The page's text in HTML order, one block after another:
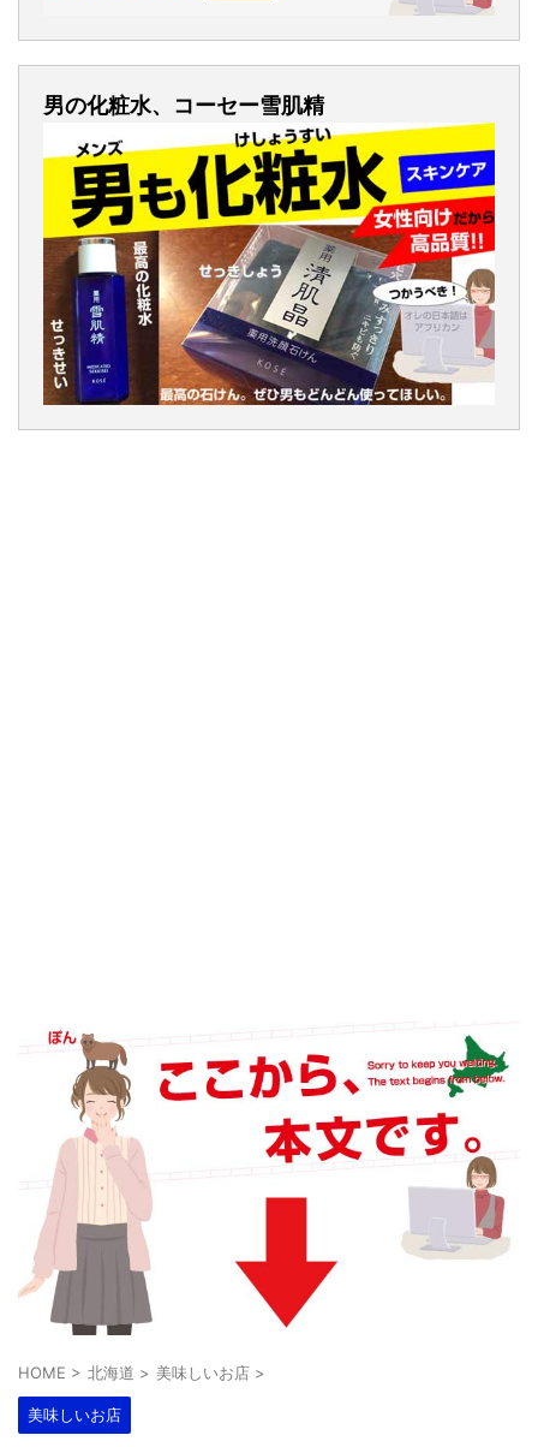
男の化粧水、コーセー雪肌精
HOME > 北海道 > 美味しいお店 >
美味しいお店